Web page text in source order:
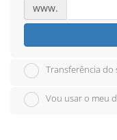
www.
Transferência
Vou usar o meu